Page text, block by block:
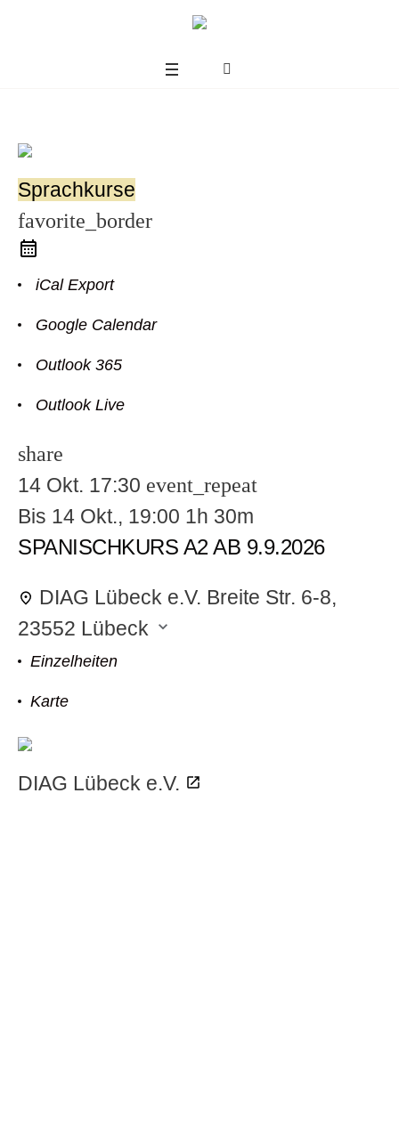
Sprachkurse
favorite_border
iCal Export
Google Calendar
Outlook 365
Outlook Live
share
14 Okt. 17:30 event_repeat
Bis 14 Okt., 19:00 1h 30m
SPANISCHKURS A2 AB 9.9.2026
DIAG Lübeck e.V. Breite Str. 6-8,
23552 Lübeck
Einzelheiten
Karte
DIAG Lübeck e.V.